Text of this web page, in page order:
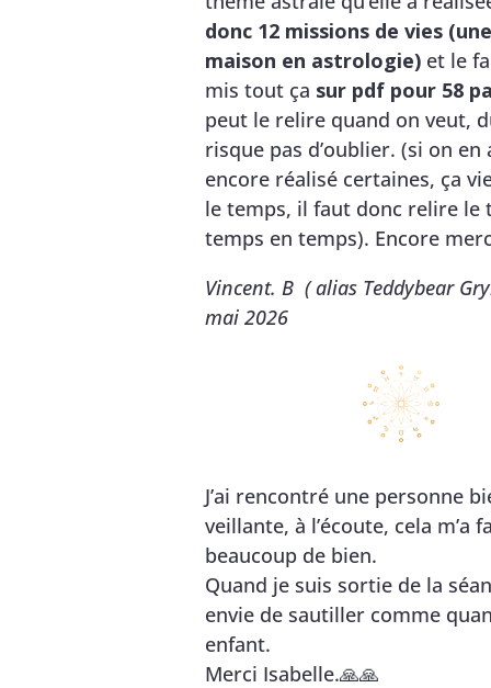
donc 12 missions de vies
maison en astrologie) et le
mis tout ça sur pdf pour 58
peut le relire quand on veut,
risque pas d’oublier. (si on en
encore réalisé certaines, ça
le temps, il faut donc relire le
temps en temps). Encore
Vincent. B ( alias Teddybear
mai 2026
J’ai rencontré une personne
veillante, à l’écoute, cela m’a
beaucoup de bien.
Quand je suis sortie de la
envie de sautiller comme
enfant.
Merci Isabelle.🙏🙏